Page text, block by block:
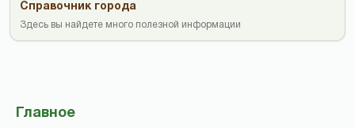
Справочник города
Здесь вы найдете много полезной информации
Главное